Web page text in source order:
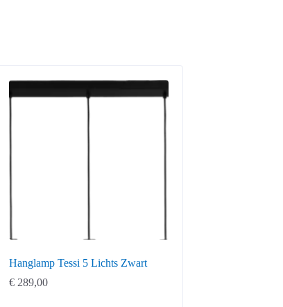
Hanglamp Tessi 5 Lichts Zwart
€ 289,00